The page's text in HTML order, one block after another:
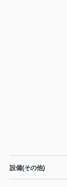
設備(その他)